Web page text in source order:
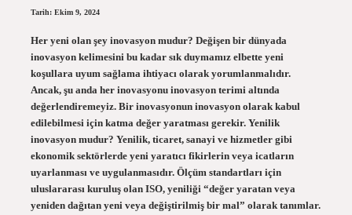
Tarih: Ekim 9, 2024
Her yeni olan şey inovasyon mudur? Değişen bir dünyada
inovasyon kelimesini bu kadar sık ​​duymamız elbette yeni
koşullara uyum sağlama ihtiyacı olarak yorumlanmalıdır.
Ancak, şu anda her inovasyonu inovasyon terimi altında
değerlendiremeyiz. Bir inovasyonun inovasyon olarak kabul
edilebilmesi için katma değer yaratması gerekir. Yenilik
inovasyon mudur? Yenilik, ticaret, sanayi ve hizmetler gibi
ekonomik sektörlerde yeni yaratıcı fikirlerin veya icatların
uyarlanması ve uygulanmasıdır. Ölçüm standartları için
uluslararası kuruluş olan ISO, yeniliği “değer yaratan veya
yeniden dağıtan yeni veya değiştirilmiş bir mal” olarak tanımlar.